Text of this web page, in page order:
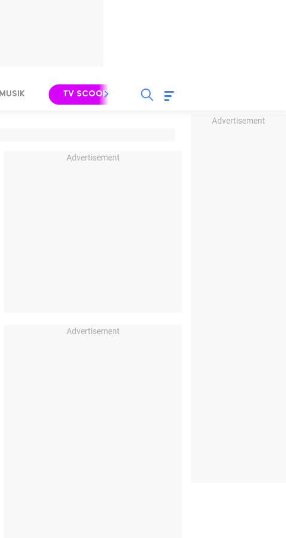
Advertisement
MUSIK TV SCOOP LIRIK
Advertisement
Advertisement